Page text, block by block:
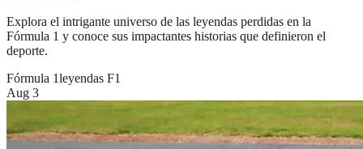
Explora el intrigante universo de las leyendas perdidas en la
Fórmula 1 y conoce sus impactantes historias que definieron el
deporte.
Fórmula 1leyendas F1
Aug 3